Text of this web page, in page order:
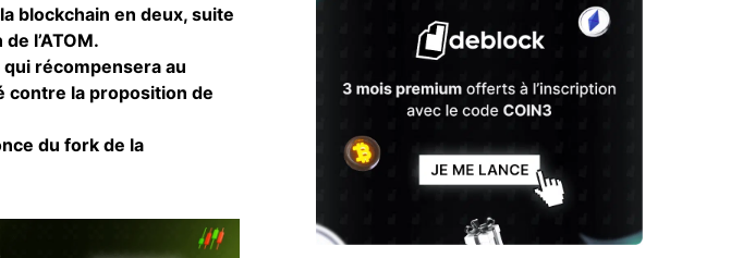
blockchain en deux, suite
l’ATOM.
récompensera au
contre la proposition de
du fork de la